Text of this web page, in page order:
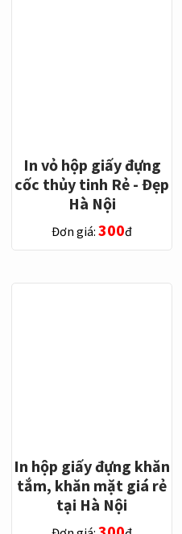
In vỏ hộp giấy đựng
cốc thủy tinh Rẻ - Đẹp
Hà Nội
Đơn giá: 300đ
In hộp giấy đựng khăn
tắm, khăn mặt giá rẻ
tại Hà Nội